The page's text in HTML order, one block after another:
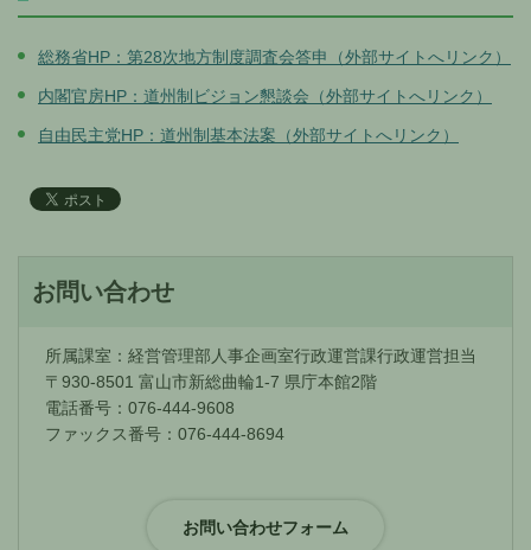
総務省HP：第28次地方制度調査会答申（外部サイトへリンク）
内閣官房HP：道州制ビジョン懇談会（外部サイトへリンク）
自由民主党HP：道州制基本法案（外部サイトへリンク）
お問い合わせ
所属課室：経営管理部人事企画室行政運営課行政運営担当
〒930-8501 富山市新総曲輪1-7 県庁本館2階
電話番号：076-444-9608
ファックス番号：076-444-8694